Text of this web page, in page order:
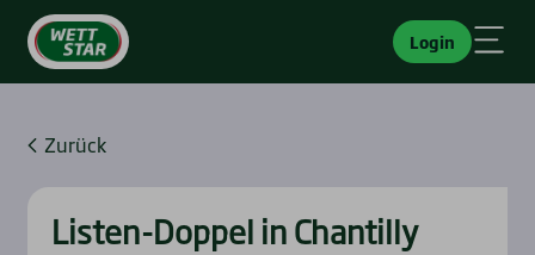
Login
Zurück
Lis­ten-Dop­pel in Chan­til­ly